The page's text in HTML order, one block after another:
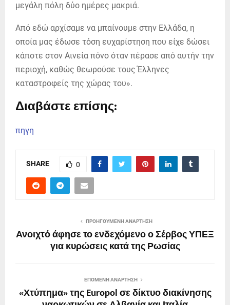
μεγάλη πόλη δύο ημέρες μακριά.
Από εδώ αρχίσαμε να μπαίνουμε στην Ελλάδα, η
οποία μας έδωσε τόση ευχαρίστηση που είχε δώσει
κάποτε στον Αινεία πόνο όταν πέρασε από αυτήν την
περιοχή, καθώς θεωρούσε τους Έλληνες
καταστροφείς της χώρας του».
Διαβάστε επίσης:
πηγη
SHARE 0
ΠΡΟΗΓΟΎΜΕΝΗ ΑΝΆΡΤΗΣΗ
Ανοιχτό άφησε το ενδεχόμενο ο Σέρβος ΥΠΕΞ
για κυρώσεις κατά της Ρωσίας
ΕΠΌΜΕΝΗ ΑΝΆΡΤΗΣΗ
«Χτύπημα» της Europol σε δίκτυο διακίνησης